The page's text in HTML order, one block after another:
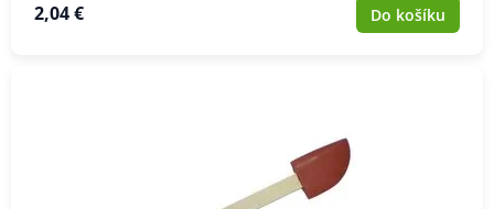
2,04 € Do košíku